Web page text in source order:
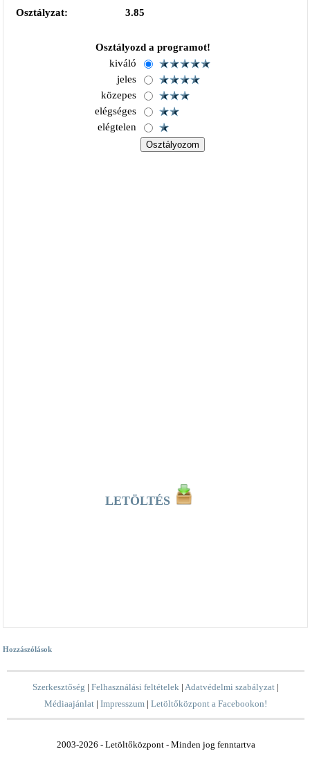
Osztályzat:
3.85
Osztályozd a programot!
kiváló
jeles
közepes
elégséges
elégtelen
LETÖLTÉS
Hozzászólások
Szerkesztőség |Felhasználási feltételek |Adatvédelmi szabályzat |
Médiaajánlat |Impresszum |Letöltőközpont a Facebookon!
2003-2026 - Letöltőközpont - Minden jog fenntartva